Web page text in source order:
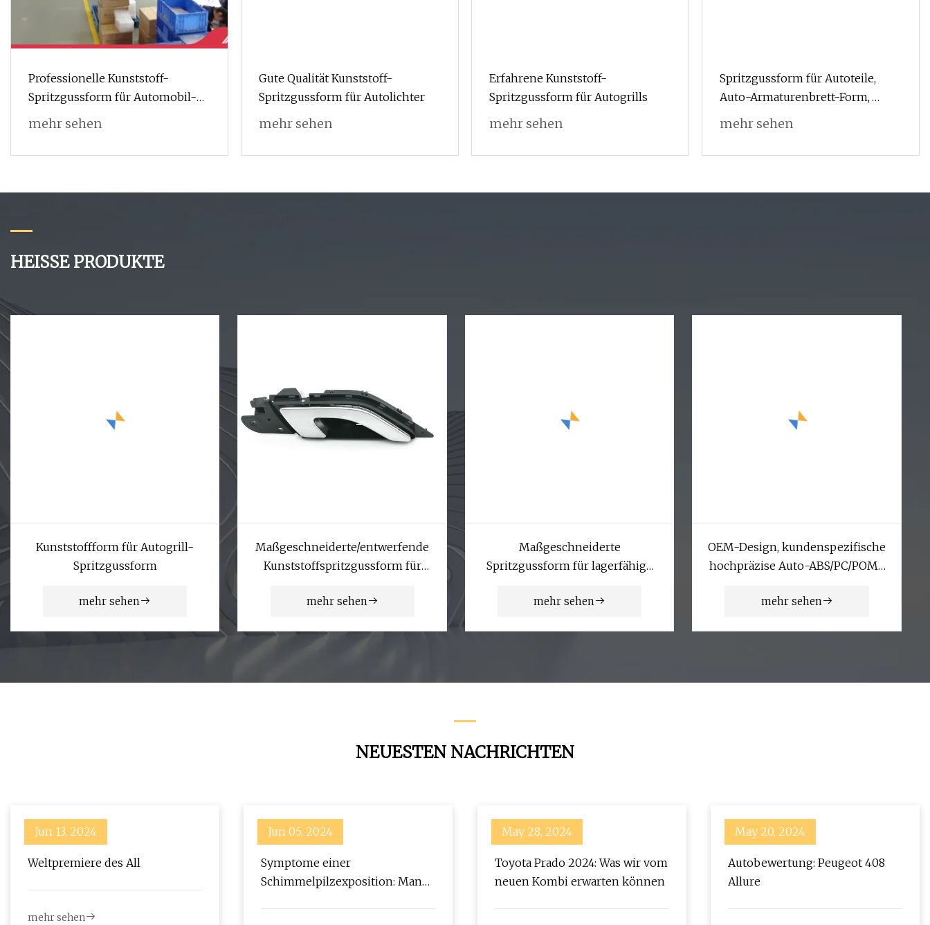
Professionelle Kunststoff-
Spritzgussform für Automobil-
Kühlergrill-Form, Auto-Außen-
Formenhersteller
mehr sehen
Gute Qualität Kunststoff-
Spritzgussform für Autolichter
mehr sehen
Erfahrene Kunststoff-
Spritzgussform für Autogrills
mehr sehen
Spritzgussform für Autoteile,
Auto-Armaturenbrett-Form,
Auto-Kühlergrill-Form
mehr sehen
HEISSE PRODUKTE
Kunststoffform für Autogrill-
Spritzgussform
mehr sehen
Maßgeschneiderte/entwerfende
Kunststoffspritzgussform für
Autoteile
mehr sehen
Maßgeschneiderte
Spritzgussform für lagerfähige
Umsatzbehälter
mehr sehen
OEM-Design, kundenspezifische
hochpräzise Auto-ABS/PC/POM-
Heißkanal oder Druckgussform
mehr sehen
NEUESTEN NACHRICHTEN
Jun 13, 2024
Weltpremiere des All
mehr sehen
Jun 05, 2024
Symptome einer
Schimmelpilzexposition: Mann
May 28, 2024
Toyota Prado 2024: Was wir vom
neuen Kombi erwarten können
May 20, 2024
Autobewertung: Peugeot 408
Allure